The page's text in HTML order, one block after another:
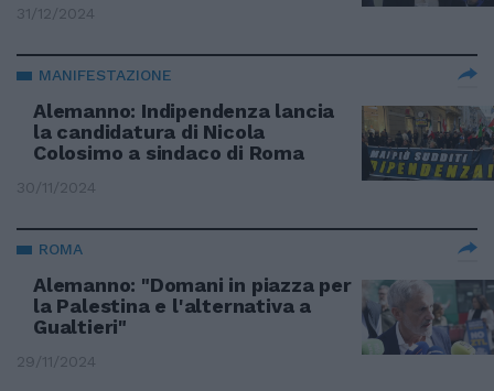
31/12/2024
MANIFESTAZIONE
Alemanno: Indipendenza lancia
la candidatura di Nicola
Colosimo a sindaco di Roma
30/11/2024
ROMA
Alemanno: "Domani in piazza per
la Palestina e l'alternativa a
Gualtieri"
29/11/2024